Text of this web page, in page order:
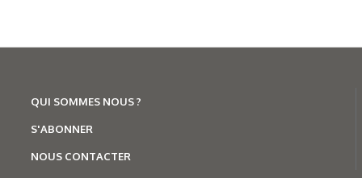
QUI SOMMES NOUS ?
S'ABONNER
NOUS CONTACTER